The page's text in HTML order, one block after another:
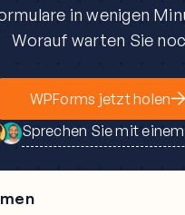
in wenigen
Worauf warten Sie
WPForms jetzt holen
Sprechen Sie mit